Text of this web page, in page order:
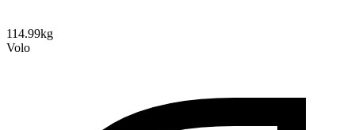
114.99kg
Volo